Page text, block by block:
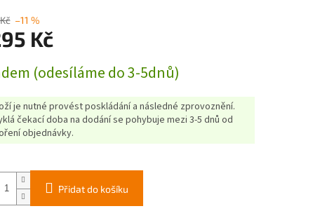
–11 %
Kč
(odesíláme do 3-5dnů)
je nutné provést poskládání a následné zprovoznění.
čekací doba na dodání se pohybuje mezi 3-5 dnů od
objednávky.
Přidat do košíku